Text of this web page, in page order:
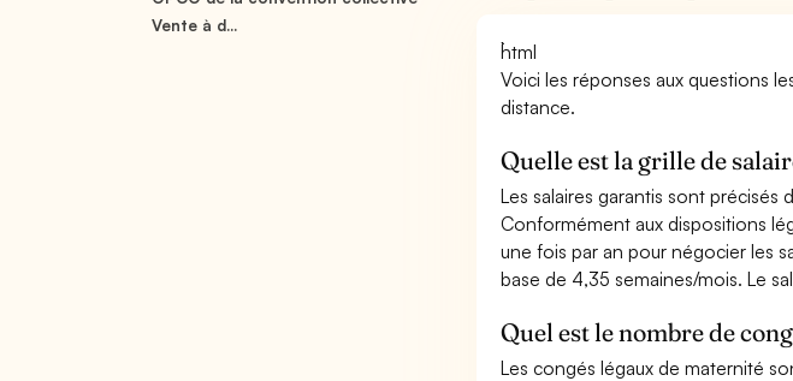
Vente à d...
```html
Voici les réponses aux questions
distance.
Quelle est la grille de
Les salaires garantis sont
Conformément aux dispositions
une fois par an pour négocier les
base de 4,35 semaines/mois. Le
Quel est le nombre de
Les congés légaux de maternité